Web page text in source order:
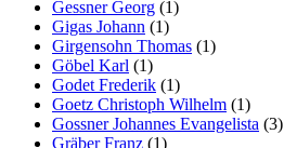
Gessner Georg (1)
Gigas Johann (1)
Girgensohn Thomas (1)
Göbel Karl (1)
Godet Frederik (1)
Goetz Christoph Wilhelm (1)
Gossner Johannes Evangelista (3)
Gräber Franz (1)